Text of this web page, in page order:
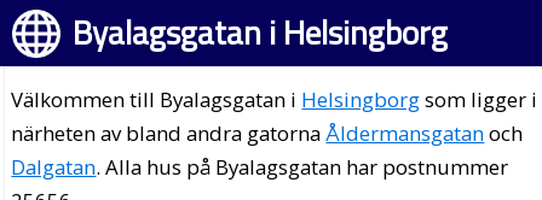
Byalagsgatan i Helsingborg
Välkommen till Byalagsgatan i Helsingborgsom ligger i
närheten av bland andra gatornaÅldermansgatanoch
Dalgatan. Alla hus på Byalagsgatan har postnummer